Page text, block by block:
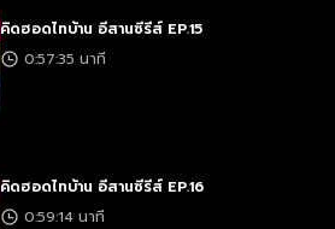
คิดฮอดไทบ้าน อีสานซีรีส์ EP.15
0:57:35 นาที
คิดฮอดไทบ้าน อีสานซีรีส์ EP.16
0:59:14 นาที